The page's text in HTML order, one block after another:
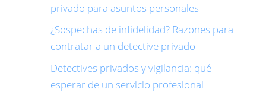
privado para asuntos personales
¿Sospechas de infidelidad? Razones para
contratar a un detective privado
Detectives privados y vigilancia: qué
esperar de un servicio profesional